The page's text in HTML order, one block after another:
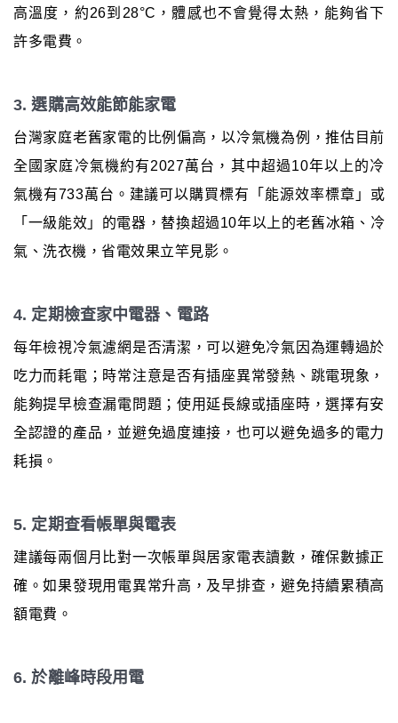
高溫度，約26到28°C，體感也不會覺得太熱，能夠省下
許多電費。
3. 選購高效能節能家電
台灣家庭老舊家電的比例偏高，以冷氣機為例，推估目前
全國家庭冷氣機約有2027萬台，其中超過10年以上的冷
氣機有733萬台。建議可以購買標有「能源效率標章」或
「一級能效」的電器，替換超過10年以上的老舊冰箱、冷
氣、洗衣機，省電效果立竿見影。
4. 定期檢查家中電器、電路
每年檢視冷氣濾網是否清潔，可以避免冷氣因為運轉過於
吃力而耗電；時常注意是否有插座異常發熱、跳電現象，
能夠提早檢查漏電問題；使用延長線或插座時，選擇有安
全認證的產品，並避免過度連接，也可以避免過多的電力
耗損。
5. 定期查看帳單與電表
建議每兩個月比對一次帳單與居家電表讀數，確保數據正
確。如果發現用電異常升高，及早排查，避免持續累積高
額電費。
6. 於離峰時段用電